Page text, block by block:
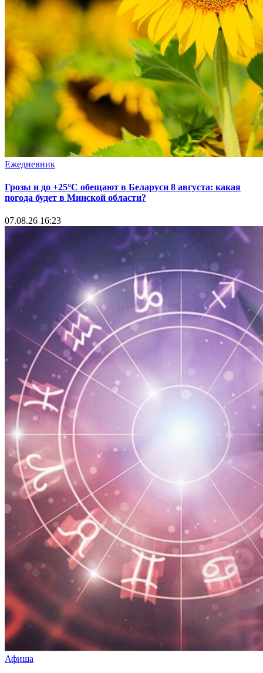
Ежедневник
Грозы и до +25°С обещают в Беларуси 8 августа: какая
погода будет в Минской области?
07.08.26 16:23
Афиша